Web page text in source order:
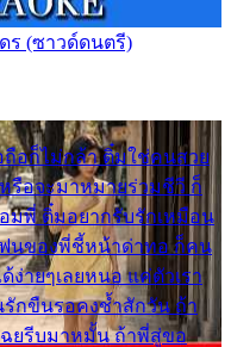
ร (ซาวด์ดนตรี)
ถือก็ไม่กล้า ติ๋มใช่คนสวย
รือจะมาหมายร่วมชีวี ก็
มพี่ ติ๋มอยากรับรักเหมือน
นของพี่ชี้หน้าด่าทอ ก็คน
ายๆเลยหนอ แค่ตัวเรา
กขืนรอคงช้ำสักวัน ถ้า
ฉยรีบมาหมั้น ถ้าพี่สู่ขอ